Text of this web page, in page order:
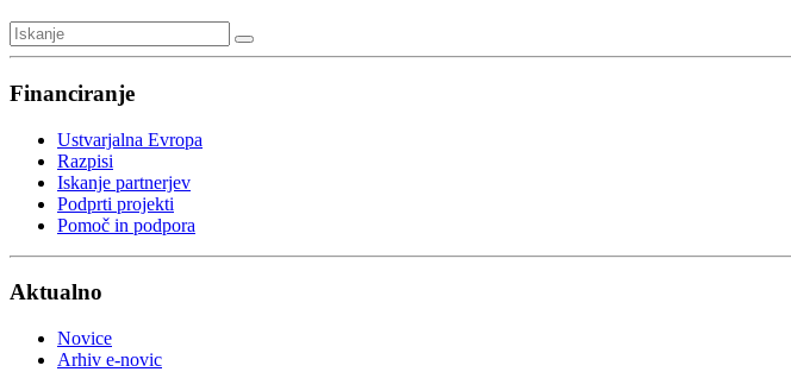
Financiranje
Ustvarjalna Evropa
Razpisi
Iskanje partnerjev
Podprti projekti
Pomoč in podpora
Aktualno
Novice
Arhiv e-novic